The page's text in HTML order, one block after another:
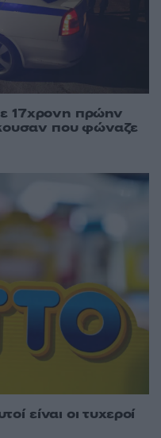
17χρονη πρώην
που φώναζε
είναι οι τυχεροί